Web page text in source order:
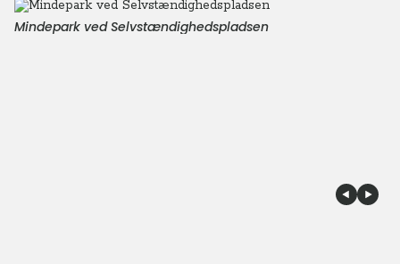
Mindepark ved Selvstændighedspladsen